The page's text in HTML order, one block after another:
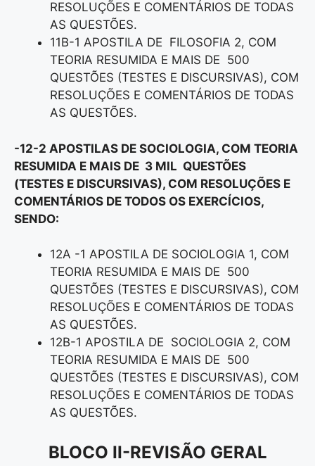
RESOLUÇÕES E COMENTÁRIOS DE TODAS
AS QUESTÕES.
11B-1 APOSTILA DE FILOSOFIA 2, COM
TEORIA RESUMIDA E MAIS DE 500
QUESTÕES (TESTES E DISCURSIVAS), COM
RESOLUÇÕES E COMENTÁRIOS DE TODAS
AS QUESTÕES.
-12-2 APOSTILAS DE SOCIOLOGIA, COM TEORIA
RESUMIDA E MAIS DE 3 MIL QUESTÕES
(TESTES E DISCURSIVAS), COM RESOLUÇÕES E
COMENTÁRIOS DE TODOS OS EXERCÍCIOS,
SENDO:
12A -1 APOSTILA DE SOCIOLOGIA 1, COM
TEORIA RESUMIDA E MAIS DE 500
QUESTÕES (TESTES E DISCURSIVAS), COM
RESOLUÇÕES E COMENTÁRIOS DE TODAS
AS QUESTÕES.
12B-1 APOSTILA DE SOCIOLOGIA 2, COM
TEORIA RESUMIDA E MAIS DE 500
QUESTÕES (TESTES E DISCURSIVAS), COM
RESOLUÇÕES E COMENTÁRIOS DE TODAS
AS QUESTÕES.
BLOCO II-REVISÃO GERAL